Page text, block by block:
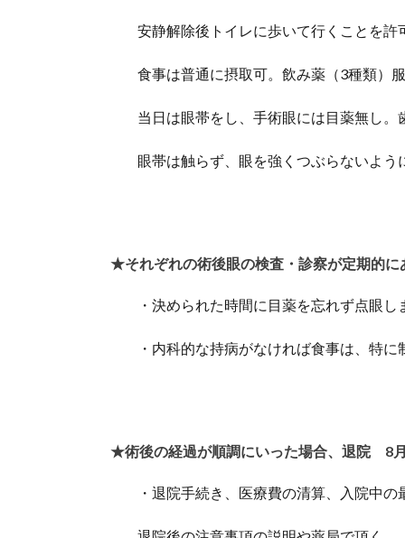
安静解除後トイレに歩いて行くことを許
食事は普通に摂取可。飲み薬（3種類）
当日は眼帯をし、手術眼には目薬無し
眼帯は触らず、眼を強くつぶらないよう
★それぞれの術後眼の検査・診察が定期的に
・決められた時間に目薬を忘れず点眼し
・内科的な持病がなければ食事は、特
★術後の経過が順調にいった場合、退院 8
・退院手続き、医療費の清算、入院中の